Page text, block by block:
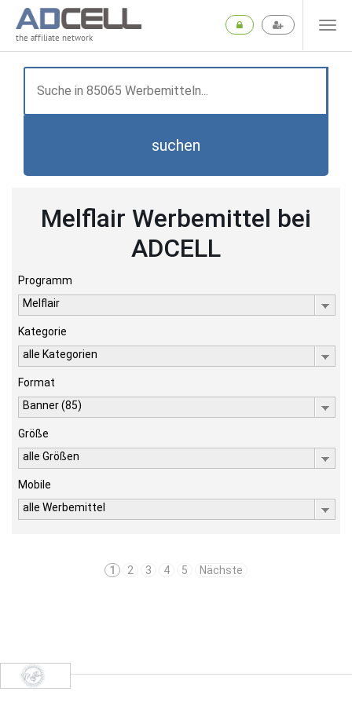
the affiliate network
suchen
Melflair Werbemittel bei
ADCELL
Programm
Melflair
Kategorie
alle Kategorien
Format
Banner (85)
Größe
alle Größen
Mobile
alle Werbemittel
1 2 3 4 5 Nächste